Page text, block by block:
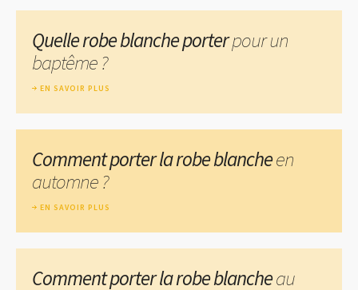
Quelle robe blanche porterpour un
baptême ?
EN SAVOIR PLUS
Comment porter la robe blancheen
automne ?
EN SAVOIR PLUS
Comment porter la robe blancheau